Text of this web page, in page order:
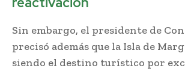
Sin embargo, el presidente de
precisó además que la Isla de
siendo el destino turístico por